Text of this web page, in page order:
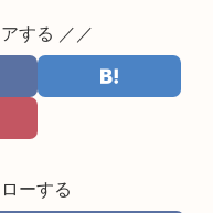
する ／／
ーする